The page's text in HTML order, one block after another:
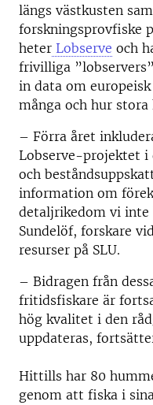
längs västkusten
forskningsprovfiske
heter Lobserve och
frivilliga
in data om
många och hur stora
– Förra året
Lobserve-projektet i
och
information om
detaljrikedom vi
Sundelöf, forskare
resurser på SLU.
– Bidragen från
fritidsfiskare är
hög kvalitet i den
uppdateras,
Hittills har 80
genom att fiska i